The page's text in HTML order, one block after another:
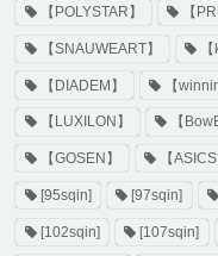
【POLYSTAR】 【
【SNAUWEART】
【DIADEM】 【
【LUXILON】 【
【GOSEN】 【ASICS
[95sqin] [97sqin]
[102sqin] [107sqin]